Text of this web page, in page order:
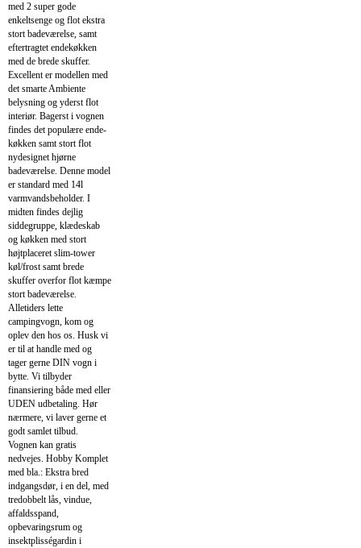
med 2 super gode
enkeltsenge og flot ekstra
stort badeværelse, samt
eftertragtet endekøkken
med de brede skuffer.
Excellent er modellen med
det smarte Ambiente
belysning og yderst flot
interiør. Bagerst i vognen
findes det populære ende-
køkken samt stort flot
nydesignet hjørne
badeværelse. Denne model
er standard med 14l
varmvandsbeholder. I
midten findes dejlig
siddegruppe, klædeskab
og køkken med stort
højtplaceret slim-tower
køl/frost samt brede
skuffer overfor flot kæmpe
stort badeværelse.
Alletiders lette
campingvogn, kom og
oplev den hos os. Husk vi
er til at handle med og
tager gerne DIN vogn i
bytte. Vi tilbyder
finansiering både med eller
UDEN udbetaling. Hør
nærmere, vi laver gerne et
godt samlet tilbud.
Vognen kan gratis
nedvejes. Hobby Komplet
med bla.: Ekstra bred
indgangsdør, i en del, med
tredobbelt lås, vindue,
affaldsspand,
opbevaringsrum og
insektplisségardin i